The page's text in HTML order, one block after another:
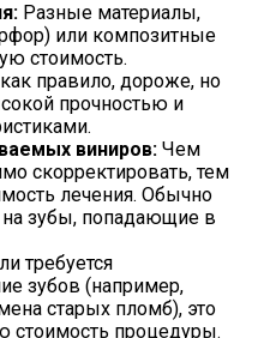
Разные материалы,
или композитные
стоимость.
правило, дороже, но
прочностью и
виниров: Чем
скорректировать, тем
лечения. Обычно
зубы, попадающие в
требуется
зубов (например,
старых пломб), это
стоимость процедуры.